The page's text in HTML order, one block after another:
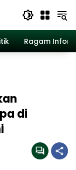
Ragam
di